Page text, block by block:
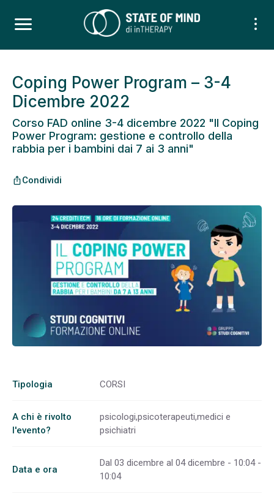
Coping Power Program – 3-4
Dicembre 2022
Corso FAD online 3-4 dicembre 2022 "Il Coping
Power Program: gestione e controllo della
rabbia per i bambini dai 7 ai 3 anni"
ios_shareCondividi
Tipologia CORSI
A chi è rivolto
l'evento?
psicologi,psicoterapeuti,medici e
psichiatri
Data e ora
Dal 03 dicembre al 04 dicembre - 10:04 -
10:04